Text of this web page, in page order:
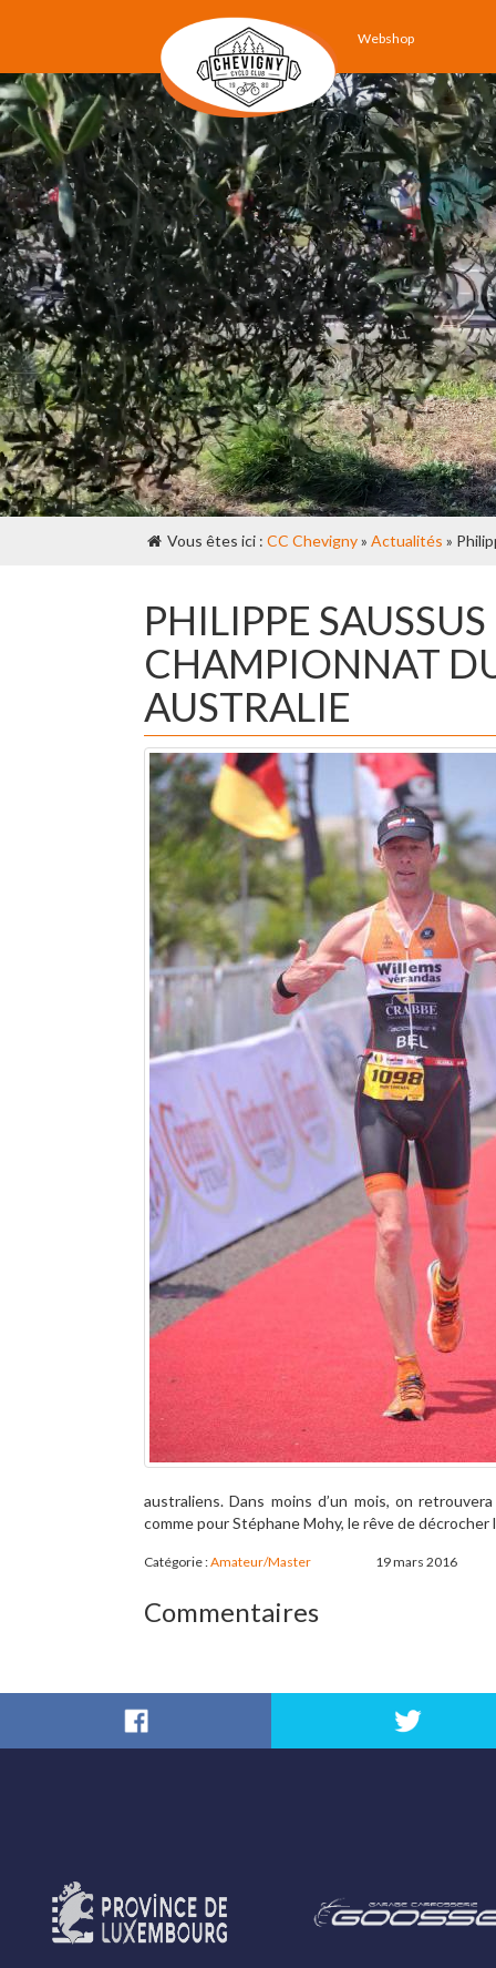
Webshop
Vous êtes ici : CC Chevigny» Actualités »
PHILIPPE
CHAMPIONNAT
AUSTRALIE
australiens. Dans moins d’un mois, on
comme pour Stéphane Mohy, le rêve de
Catégorie :Amateur/Master 19 mars 2016
Commentaires